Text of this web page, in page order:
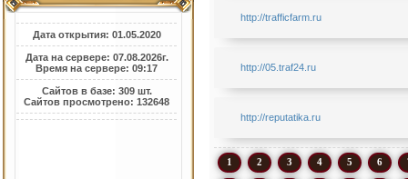
Дата открытия: 01.05.2020
Дата на сервере: 07.08.2026г.
Время на сервере: 09:17
Сайтов в базе: 309 шт.
Сайтов просмотрено: 132648
http://trafficfarm.ru
http://05.traf24.ru
http://reputatika.ru
1 2 3 4 5 6